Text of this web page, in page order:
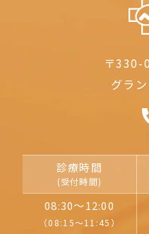
〒330-
グラ
診療時間
(受付時間)
08:30～12:00
（08:15～11:45）